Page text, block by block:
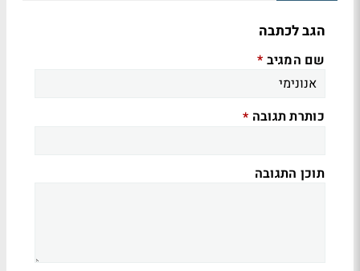
הגב לכתבה
שם המגיב *
כותרת תגובה *
תוכן התגובה